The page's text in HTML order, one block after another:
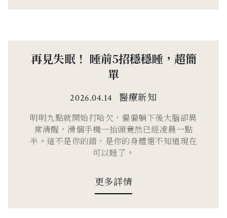
再見失眠！ 睡前5招穩穩睡，超簡
單
2026.04.14 醫療新知
明明九點就開始打哈欠，偏偏躺下後大腦卻異
常清醒，滑個手機一抬頭竟然已經凌晨一點
半。這不是你的錯，是你的身體還不知道現在
可以睡了。
更多詳情